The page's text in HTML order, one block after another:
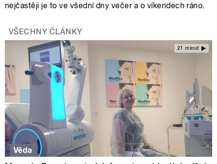
nejčastěji je to ve všední dny večer a o víkendech ráno.
VŠECHNY ČLÁNKY
21 minut
Věda